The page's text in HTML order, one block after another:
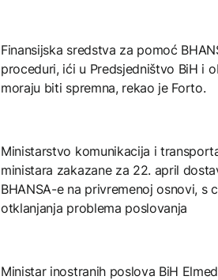
Finansijska sredstva za pomoć
proceduri, ići u Predsjedništvo BiH i
moraju biti spremna, rekao je Forto.
Ministarstvo komunikacija i
ministara zakazane za 22. april
BHANSA-e na privremenoj osnovi, s
otklanjanja problema poslovanja
Ministar inostranih poslova BiH